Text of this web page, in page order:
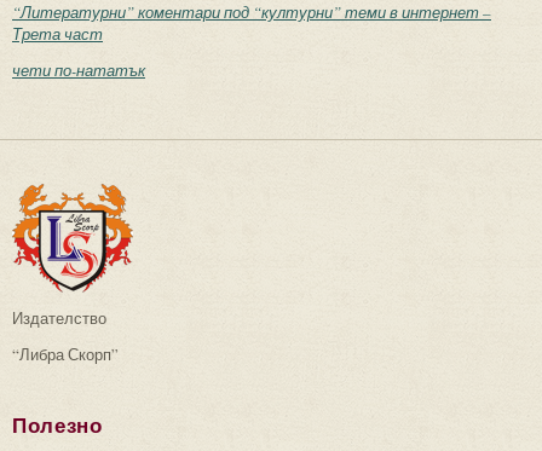
“Литературни” коментари под “културни” теми в интернет –
Трета част
чети по-нататък
Издателство
“Либра Скорп”
Полезно